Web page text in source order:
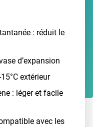
: réduit le
d’expansion
extérieur
: léger et facile
avec les